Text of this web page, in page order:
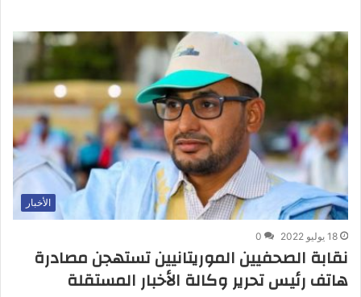
الأخبار
18 يوليو 2022 0
نقابة الصحفيين الموريتانيين تستهجن مصادرة
هاتف رئيس تحرير وكالة الأخبار المستقلة